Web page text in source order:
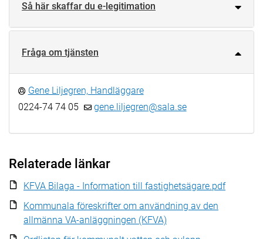
Så här skaffar du e-legitimation
Fråga om tjänsten
Gene Liljegren, Handläggare
0224-74 74 05
gene.liljegren@sala.se
Relaterade länkar
KFVA Bilaga - Information till fastighetsägare.pdf
Kommunala föreskrifter om användning av den
allmänna VA-anläggningen (KFVA)